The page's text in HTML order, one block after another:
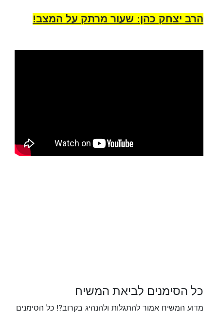
הרב יצחק כהן: שעור מרתק על המצב!
כל הסימנים לביאת המשיח
מדוע המשיח אמור להתגלות ולהנהיג בקרוב?! כל הסימנים